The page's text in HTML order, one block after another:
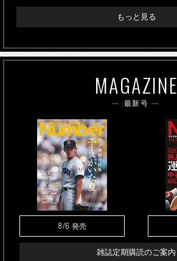
もっと見る
MAGAZINE
最新号
8/6 発売
雑誌定期購読のご案内